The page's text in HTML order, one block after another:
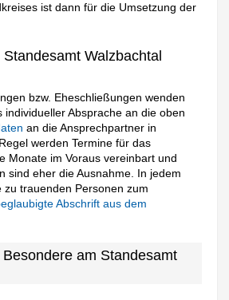
ist dann für die Umsetzung der
Walzbachtal
bzw. Eheschließungen wenden
individueller Absprache an die oben
an die Ansprechpartner in
werden Termine für das
Monate im Voraus vereinbart und
sind eher die Ausnahme. In jedem
zu trauenden Personen zum
Abschrift aus dem
am Standesamt